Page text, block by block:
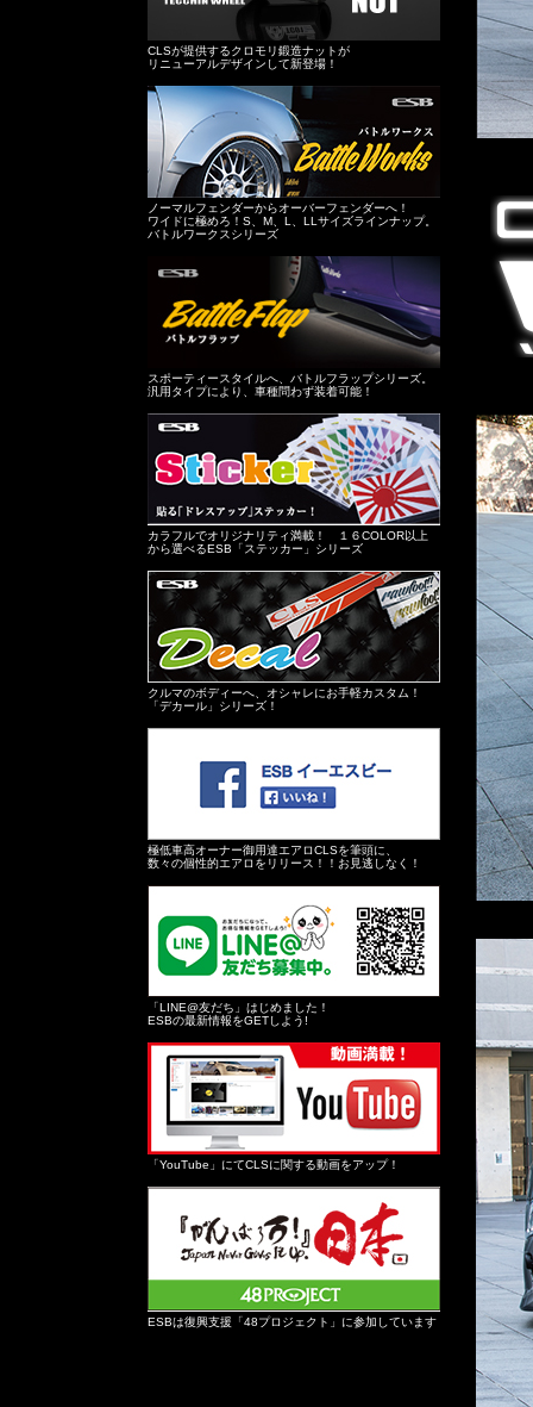
CLSが提供するクロモリ鍛造ナットが
リニューアルデザインして新登場！
ノーマルフェンダーからオーバーフェンダーへ！
ワイドに極めろ！S、M、L、LLサイズラインナップ。
バトルワークスシリーズ
スポーティースタイルへ、バトルフラップシリーズ。
汎用タイプにより、車種問わず装着可能！
カラフルでオリジナリティ満載！ １６COLOR以上
から選べるESB「ステッカー」シリーズ
クルマのボディーへ、オシャレにお手軽カスタム！
「デカール」シリーズ！
極低車高オーナー御用達エアロCLSを筆頭に、
数々の個性的エアロをリリース！！お見逃しなく！
「LINE@友だち」はじめました！
ESBの最新情報をGETしよう!
「YouTube」にてCLSに関する動画をアップ！
ESBは復興支援「48プロジェクト」に参加しています